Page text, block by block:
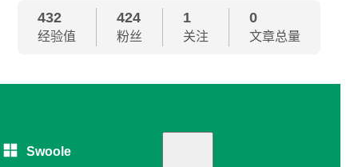
432
经验值
424
粉丝
1
关注
0
文章总量
Swoole